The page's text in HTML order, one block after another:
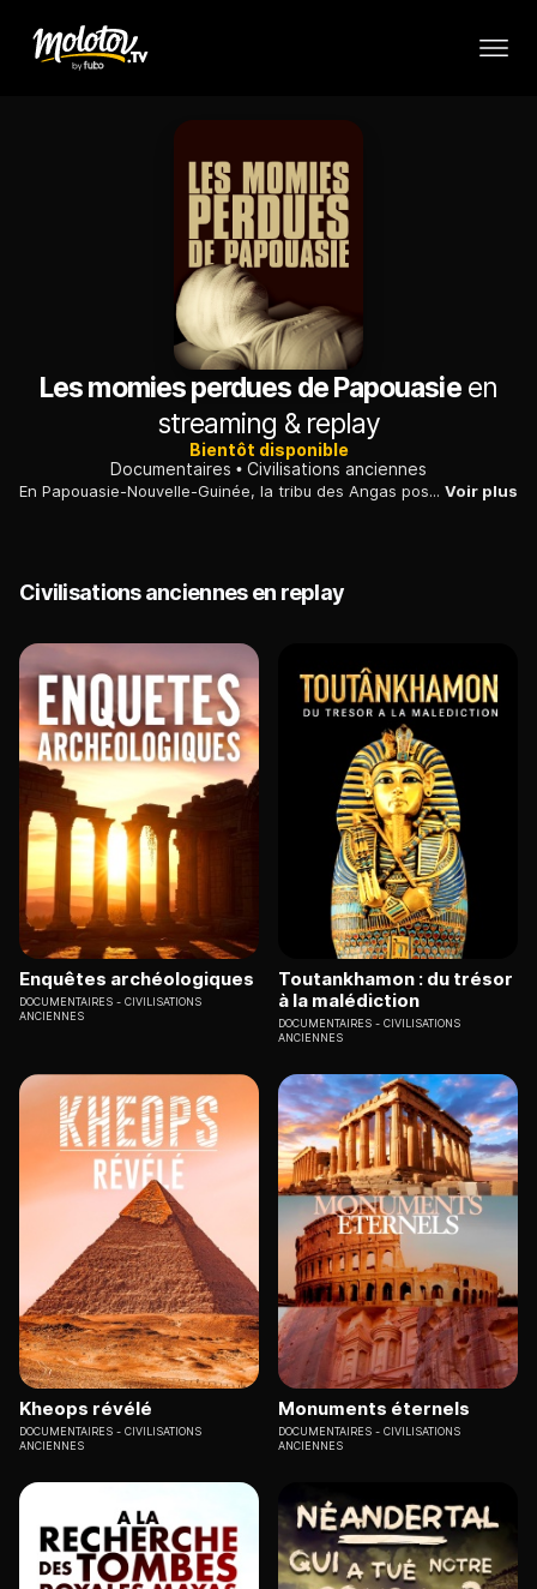
Les momies perdues de Papouasieen
streaming & replay
Bientôt disponible
Documentaires
Civilisations anciennes
En Papouasie-Nouvelle-Guinée, la tribu des Angas possède une collection de momies qui se fragilisent : une photographe allemande tente d'immortaliser ce trésor. Voir plus
Civilisations anciennes en replay
Enquêtes archéologiques
DOCUMENTAIRES
CIVILISATIONS
ANCIENNES
Toutankhamon : du trésor
à la malédiction
DOCUMENTAIRES
CIVILISATIONS
ANCIENNES
Kheops révélé
DOCUMENTAIRES
CIVILISATIONS
ANCIENNES
Monuments éternels
DOCUMENTAIRES
CIVILISATIONS
ANCIENNES